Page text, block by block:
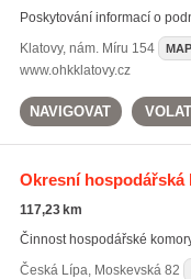
Poskytování informací o
Klatovy, nám. Míru 154
www.ohkklatovy.cz
NAVIGOVAT VOLAT
Okresní hospodářská
117,23 km
Činnost hospodářské
Česká Lípa, Moskevská 82